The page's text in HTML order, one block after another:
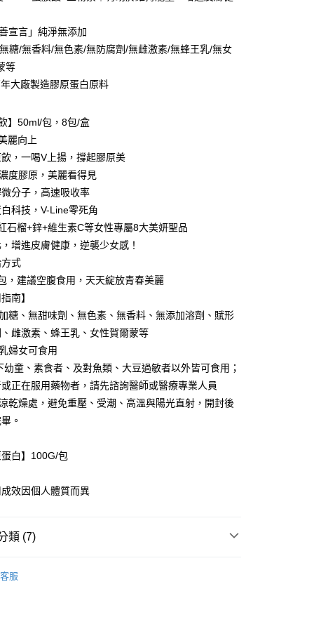
terms/#terms3
使用者請事先徵得法定代理人或監護人之同意方可使用
後付」，若未經同意申辦者引起之損失，本公司不負相關責
先享後付」時，將依據個別帳號之用戶狀況，依本公司
註冊多個帳號或使用他人資訊註冊。若發現惡意使用之情
股份有限公司將有權停止該用戶之使用額度並採取法律行
滿NT$1,680(含以上)免運費
取貨
滿NT$1,680(含以上)免運費
滿NT$1,680(含以上)免運費
，滿NT$2,000(含以上)免運費
，滿NT$2,000(含以上)免運費
門地區請勿填寫順豐智能櫃、自取點等地址)
(新馬專屬)
宣言」純淨無添加
糖/無香料/無色素/無防腐劑/無雌激素/無蜂王乳/無女
等
大廠製造膠原蛋白原料
】50ml/包，8包/盒
麗向上
，一喝V上揚，撐起膠原美
度膠原，美麗看得見
分子，高速吸收率
科技，V-Line零死角
石榴+鋅+維生素C等女性專屬8大美妍聖品
增進皮膚健康，逆襲少女感！
式
，建議空腹食用，天天綻放青春美麗
南】
糖、無甜味劑、無色素、無香料、無添加溶劑、賦形
雌激素、蜂王乳、女性賀爾蒙等
婦女可食用
童、素食者、及對魚類、大豆過敏者以外皆可食用；
正在服用藥物者，請先諮詢醫師或醫療專業人員
乾燥處，避免重壓、受潮、高溫與陽光直射，開封後
。
白】100G/包
效因個人體質而異
類 (7)
客服